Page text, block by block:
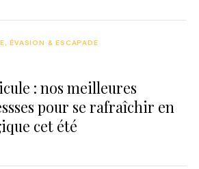
: nos meilleures
pour se rafraîchir en
cet été
ÉVASION & ESCAPADE